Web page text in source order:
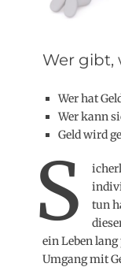
Wer gibt,
Wer hat
Wer kann
Geld wird
S
tun
ein Leben
Umgang mit